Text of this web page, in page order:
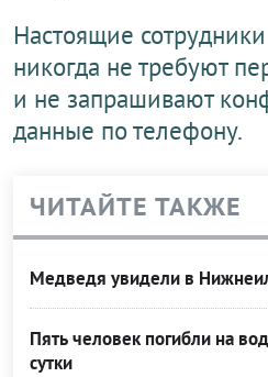
Настоящие сотрудники
никогда не требуют
и не запрашивают
данные по телефону.
ЧИТАЙТЕ ТАКЖЕ
Медведя увидели в
Пять человек погибли на
сутки